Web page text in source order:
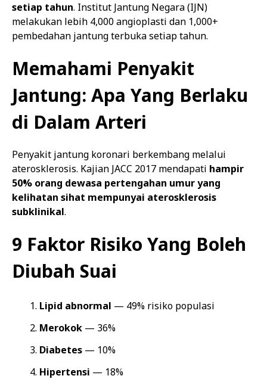
setiap tahun. Institut Jantung Negara (IJN)
melakukan lebih 4,000 angioplasti dan 1,000+
pembedahan jantung terbuka setiap tahun.
Memahami Penyakit
Jantung: Apa Yang Berlaku
di Dalam Arteri
Penyakit jantung koronari berkembang melalui
aterosklerosis. Kajian JACC 2017 mendapati hampir
50% orang dewasa pertengahan umur yang
kelihatan sihat mempunyai aterosklerosis
subklinikal.
9 Faktor Risiko Yang Boleh
Diubah Suai
Lipid abnormal — 49% risiko populasi
Merokok — 36%
Diabetes — 10%
Hipertensi — 18%